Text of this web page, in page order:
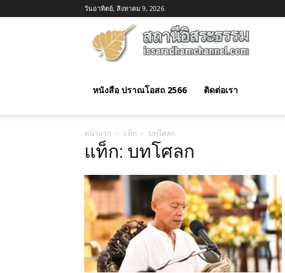
วันอาทิตย์, สิงหาคม 9, 2026
หนังสือ ปราณโอสถ 2566 ติดต่อเรา
หน้าแรก แท็ก บทโศลก
แท็ก: บทโศลก